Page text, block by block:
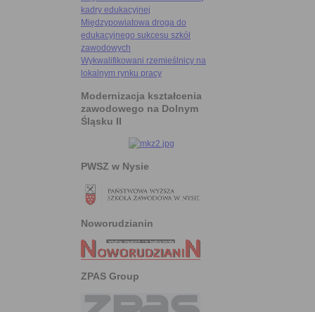
kadry edukacyjnej
Międzypowiatowa droga do
edukacyjnego sukcesu szkół
zawodowych
Wykwalifikowani rzemieślnicy na
lokalnym rynku pracy
Modernizacja kształcenia
zawodowego na Dolnym
Śląsku II
PWSZ w Nysie
Noworudzianin
ZPAS Group